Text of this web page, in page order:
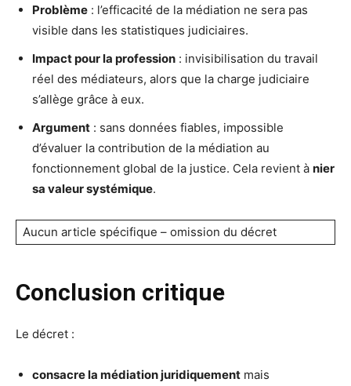
Problème : l’efficacité de la médiation ne sera pas
visible dans les statistiques judiciaires.
Impact pour la profession : invisibilisation du travail
réel des médiateurs, alors que la charge judiciaire
s’allège grâce à eux.
Argument : sans données fiables, impossible
d’évaluer la contribution de la médiation au
fonctionnement global de la justice. Cela revient à nier
sa valeur systémique.
Aucun article spécifique – omission du décret
Conclusion critique
Le décret :
consacre la médiation juridiquement mais